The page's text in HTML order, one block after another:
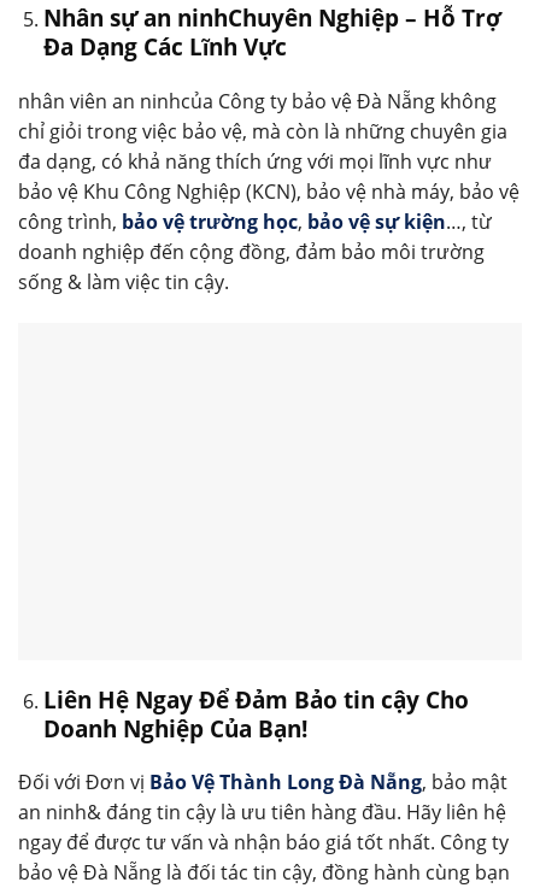
Nhân sự an ninhChuyên Nghiệp – Hỗ Trợ
Đa Dạng Các Lĩnh Vực
nhân viên an ninhcủa Công ty bảo vệ Đà Nẵng không
chỉ giỏi trong việc bảo vệ, mà còn là những chuyên gia
đa dạng, có khả năng thích ứng với mọi lĩnh vực như
bảo vệ Khu Công Nghiệp (KCN), bảo vệ nhà máy, bảo vệ
công trình, bảo vệ trường học, bảo vệ sự kiện…, từ
doanh nghiệp đến cộng đồng, đảm bảo môi trường
sống & làm việc tin cậy.
Liên Hệ Ngay Để Đảm Bảo tin cậy Cho
Doanh Nghiệp Của Bạn!
Đối với Đơn vị Bảo Vệ Thành Long Đà Nẵng, bảo mật
an ninh& đáng tin cậy là ưu tiên hàng đầu. Hãy liên hệ
ngay để được tư vấn và nhận báo giá tốt nhất. Công ty
bảo vệ Đà Nẵng là đối tác tin cậy, đồng hành cùng bạn